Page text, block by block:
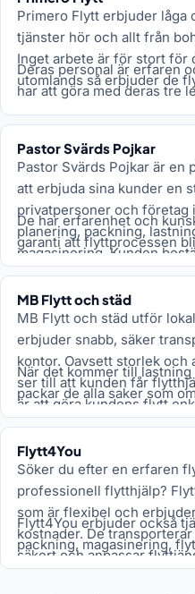
med flytt kan man hyra
och upphämtning av
och då levereras de på
Primero Flytt erbjuder låga
tjänster hör och allt från
Inget arbete är för stort för
utomlands så erbjuder de
Deras personal är erfaren
har att göra med deras tre
effektivitet och stabilitet.
kunderna känner glädje
Pastor Svärds Pojkar
Pastor Svärds Pojkar är
att erbjuda sina kunder en
privatpersoner och företag
planering, packning,
magasinering. Kunden
omfattning och flyttfirman
De har erfarenhet och
garanti att flyttprocessen
redskapen för flytt och är
MB Flytt och städ
MB Flytt och städ utför
erbjuder snabb, säker
kontor. Oavsett storlek och
ser till att kunden får
är att göra kundens flytt
bra rykte, de är en
behov och önskemål.
När det kommer till
packar de alla saker som
värdefullaste ägodelarna.
enkelt och bekvämt.
Flytt4You
Söker du efter en erfaren
professionell flytthjälp?
som är flexibel och
kostnader. De
säkert och anpassar
Flytt4You erbjuder också
packning, magasinering,
utför de också snabb